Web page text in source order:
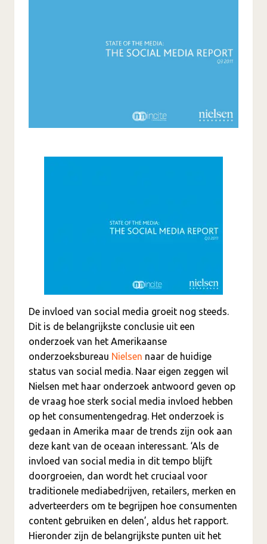
De invloed van social media groeit nog steeds.
Dit is de belangrijkste conclusie uit een
onderzoek van het Amerikaanse
onderzoeksbureau Nielsen naar de huidige
status van social media. Naar eigen zeggen wil
Nielsen met haar onderzoek antwoord geven op
de vraag hoe sterk social media invloed hebben
op het consumentengedrag. Het onderzoek is
gedaan in Amerika maar de trends zijn ook aan
deze kant van de oceaan interessant. ‘Als de
invloed van social media in dit tempo blijft
doorgroeien, dan wordt het cruciaal voor
traditionele mediabedrijven, retailers, merken en
adverteerders om te begrijpen hoe consumenten
content gebruiken en delen’, aldus het rapport.
Hieronder zijn de belangrijkste punten uit het